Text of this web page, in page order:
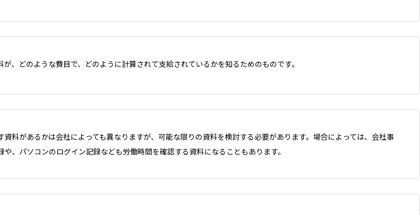
、どのような費目で、どのように計算されて支給されているかを知るためのものです。
資料があるかは会社によっても異なりますが、可能な限りの資料を検討する必要があります。場合によっては、会社事
や、パソコンのログイン記録なども労働時間を確認する資料になることもあります。